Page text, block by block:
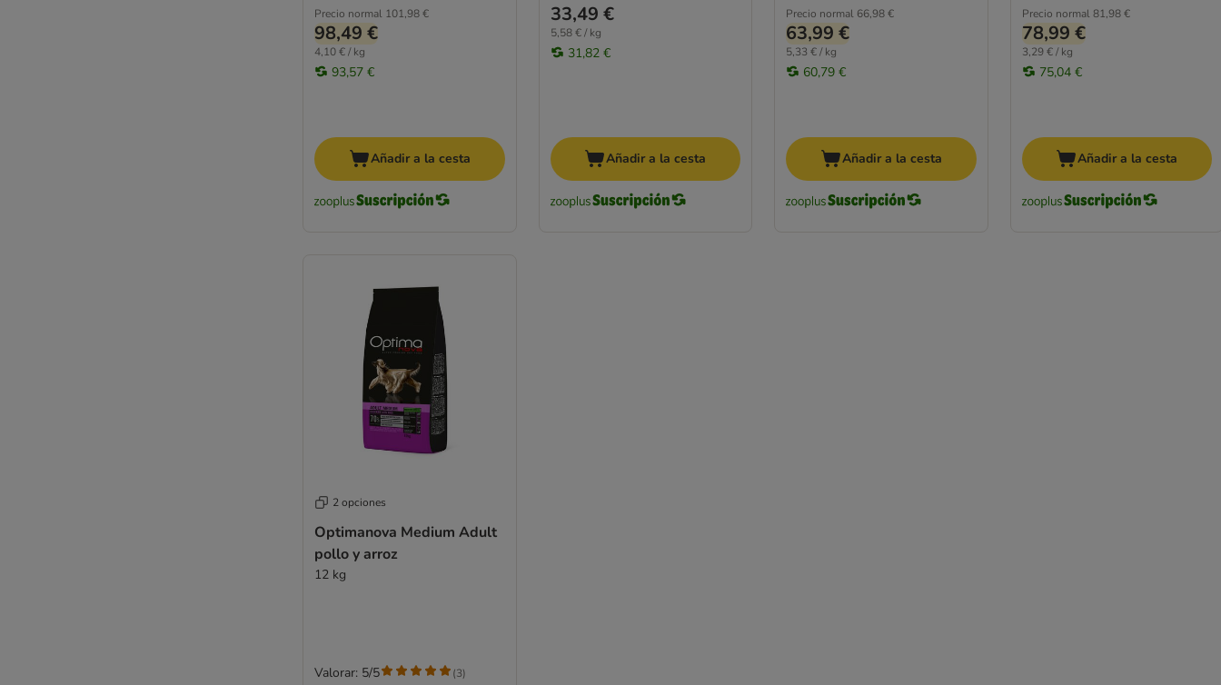
Precio normal 101,98 €
98,49 €
4,10 € / kg
93,57 €
Añadir a la cesta
33,49 €
5,58 € / kg
31,82 €
Añadir a la cesta
Precio normal 66,98 €
63,99 €
5,33 € / kg
60,79 €
Añadir a la cesta
Precio normal 81,98 €
78,99 €
3,29 € / kg
75,04 €
Añadir a la cesta
2 opciones
Optimanova Medium Adult
pollo y arroz
12 kg
Valorar: 5/5 (3)